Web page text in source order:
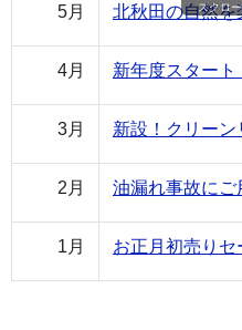
5月 北秋田の自然
4月 新年度スター
3月 新設！クリー
2月 油漏れ事故にご
1月 お正月初売り
スクロ